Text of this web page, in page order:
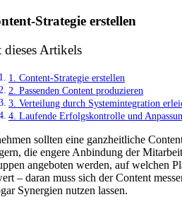
Strategie erstellen
dieses Artikels
1. Content-Strategie erstellen
2. Passenden Content produzieren
3. Verteilung durch Systemintegration
4. Laufende Erfolgskontrolle und
sollten eine ganzheitliche
die engere Anbindung der
angeboten werden, auf welchen
– daran muss sich der Content
Synergien nutzen lassen.